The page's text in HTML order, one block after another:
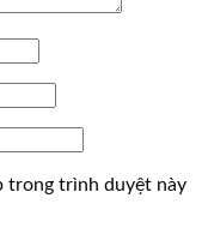
trong trình duyệt này